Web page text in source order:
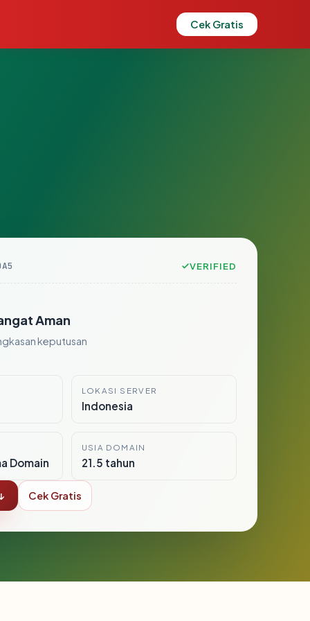
Cek Gratis
VERIFIED
Aman
keputusan
LOKASI SERVER
Indonesia
Domain
USIA DOMAIN
21.5 tahun
Cek Gratis